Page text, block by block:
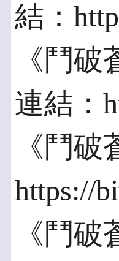
結：
《鬥
連結：
《鬥
https://
《鬥